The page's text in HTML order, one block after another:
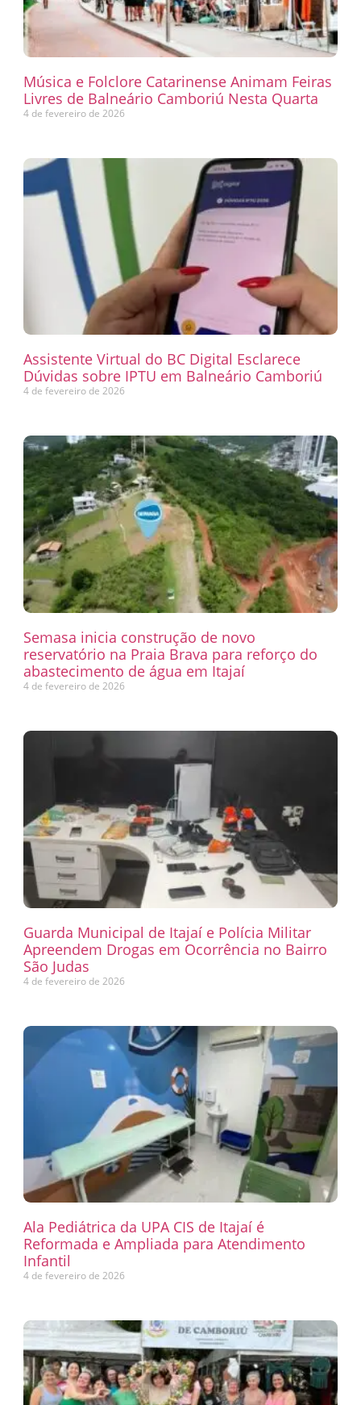
Música e Folclore Catarinense Animam Feiras
Livres de Balneário Camboriú Nesta Quarta
4 de fevereiro de 2026
Assistente Virtual do BC Digital Esclarece
Dúvidas sobre IPTU em Balneário Camboriú
4 de fevereiro de 2026
Semasa inicia construção de novo
reservatório na Praia Brava para reforço do
abastecimento de água em Itajaí
4 de fevereiro de 2026
Guarda Municipal de Itajaí e Polícia Militar
Apreendem Drogas em Ocorrência no Bairro
São Judas
4 de fevereiro de 2026
Ala Pediátrica da UPA CIS de Itajaí é
Reformada e Ampliada para Atendimento
Infantil
4 de fevereiro de 2026